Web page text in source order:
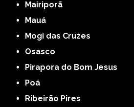
Mairiporã
Mauá
Mogi das Cruzes
Osasco
Pirapora do Bom Jesus
Poá
Ribeirão Pires